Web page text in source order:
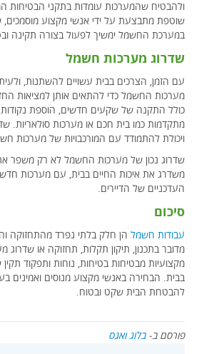
ולהבטיח שהמערכות עומדות בתקני הבטיחות
שוטפת מתבצעת על ידי אנשי מקצוע
במערכת החשמל ימשיך לפעול בצורה תקינה
שדרוג מערכות חשמל
עם הזמן, הצרכים בבית עשויים להשתנות,
מערכות החשמל כדי להתאים אותן למציאות
כולל התקנה של שקעים חדשים, הוספת
מתקדמות כמו בית חכם או מערכות סולאריות.
ויכולת להתמודד עם המורכבויות של מערכות
שדרוג נכון של מערכות החשמל לא רק משפר
משדרג את איכות החיים בבית, עם מערכות
העדכניים של הדיירים.
סיכום
עבודות חשמל הן חלק בלתי נפרד מהתחזוקה
מדובר בתכנון, תיקון תקלות, תחזוקה או שדרוג
מקצועיות מבטיחות בטיחות, נוחות ותפקוד
בבית. הבחירה באנשי מקצוע מנוסים ואמינים
להבטחת הבית שקט ובטוח.
פורסם ב-בלוג ואגס